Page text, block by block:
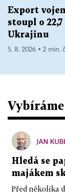
Export
stoupl o
Ukrajinu
5. 8. 2026 ▪ 2 min.
JAN
Hledá se
majákem
Před několika